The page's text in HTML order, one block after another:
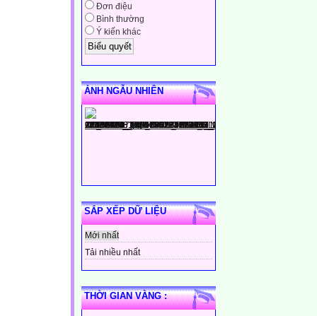
Đơn điệu
Bình thường
Ý kiến khác
ẢNH NGẪU NHIÊN
SẮP XẾP DỮ LIỆU
Mới nhất
Tải nhiều nhất
THỜI GIAN VÀNG :